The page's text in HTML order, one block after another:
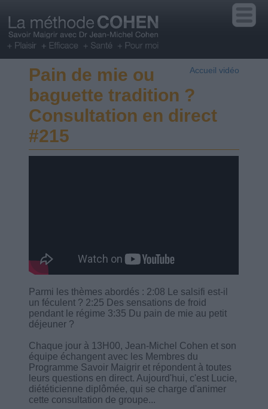
Accueil vidéo
Pain de mie ou
baguette tradition ?
Consultation en direct
#215
Parmi les thèmes abordés : 2:08 Le salsifi est-il
un féculent ? 2:25 Des sensations de froid
pendant le régime 3:35 Du pain de mie au petit
déjeuner ?
Chaque jour à 13H00, Jean-Michel Cohen et son
équipe échangent avec les Membres du
Programme Savoir Maigrir et répondent à toutes
leurs questions en direct. Aujourd'hui, c'est Lucie,
diététicienne diplômée, qui se charge d'animer
cette consultation de groupe...